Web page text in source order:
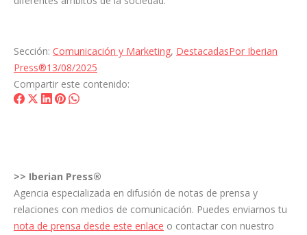
Sección: Comunicación y Marketing, DestacadasPor Iberian
Press®13/08/2025
Compartir este contenido:
ShareShareShare
ShareShare
>> Iberian Press®
Agencia especializada en difusión de notas de prensa y
relaciones con medios de comunicación. Puedes enviarnos tu
nota de prensa desde este enlace o contactar con nuestro